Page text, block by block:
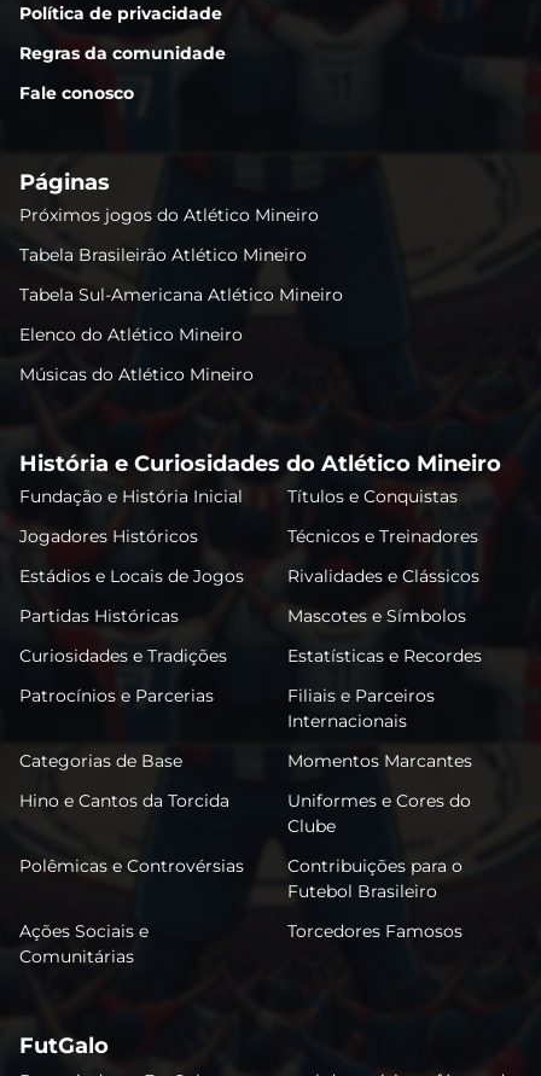
Política de privacidade
Regras da comunidade
Fale conosco
Páginas
Próximos jogos do Atlético Mineiro
Tabela Brasileirão Atlético Mineiro
Tabela Sul-Americana Atlético Mineiro
Elenco do Atlético Mineiro
Músicas do Atlético Mineiro
História e Curiosidades do Atlético Mineiro
Fundação e História Inicial
Títulos e Conquistas
Jogadores Históricos
Técnicos e Treinadores
Estádios e Locais de Jogos
Rivalidades e Clássicos
Partidas Históricas
Mascotes e Símbolos
Curiosidades e Tradições
Estatísticas e Recordes
Patrocínios e Parcerias
Filiais e Parceiros
Internacionais
Categorias de Base
Momentos Marcantes
Hino e Cantos da Torcida
Uniformes e Cores do
Clube
Polêmicas e Controvérsias
Contribuições para o
Futebol Brasileiro
Ações Sociais e
Comunitárias
Torcedores Famosos
FutGalo